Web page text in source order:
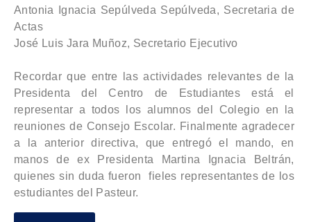
Antonia Ignacia Sepúlveda Sepúlveda, Secretaria de
Actas
José Luis Jara Muñoz, Secretario Ejecutivo
Recordar que entre las actividades relevantes de la
Presidenta del Centro de Estudiantes está el
representar a todos los alumnos del Colegio en la
reuniones de Consejo Escolar. Finalmente agradecer
a la anterior directiva, que entregó el mando, en
manos de ex Presidenta Martina Ignacia Beltrán,
quienes sin duda fueron fieles representantes de los
estudiantes del Pasteur.